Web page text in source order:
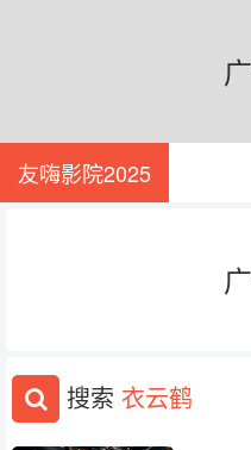
友嗨影院2025
搜索 衣云鹤